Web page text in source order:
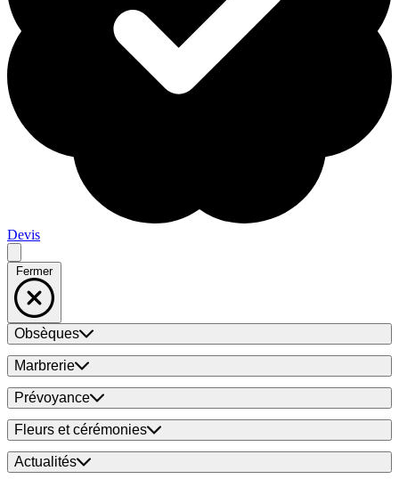
Devis
Fermer
Obsèques
Marbrerie
Prévoyance
Fleurs et cérémonies
Actualités